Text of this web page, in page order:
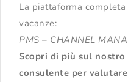
La piattaforma
vacanze:
PMS – CHANNEL
Scopri di più sul nostro
consulente per